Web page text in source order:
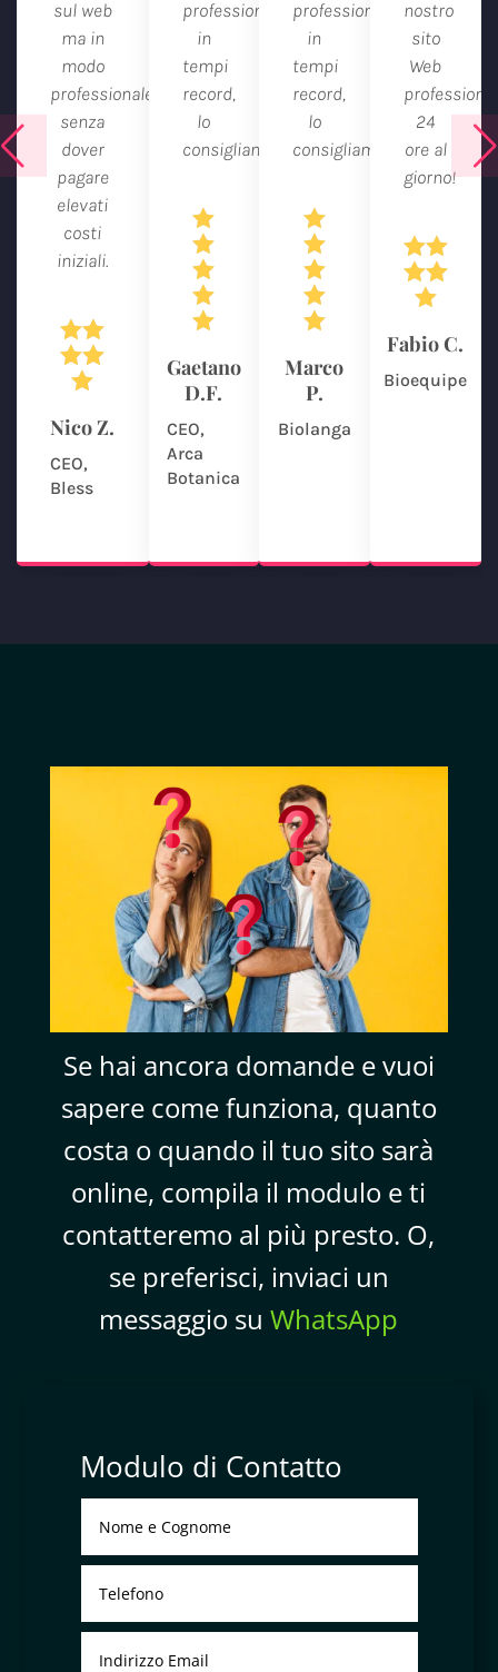
sul web
ma in
modo
professionale
senza
dover
pagare
elevati
costi
iniziali.



Nico Z.
CEO,
Bless
professionale
in
tempi
record,
lo
consigliamo





Gaetano
D.F.
CEO,
Arca
Botanica
professionale
in
tempi
record,
lo
consigliamo





Marco
P.
Biolanga
nostro
sito
Web
24
ore al
giorno!



Fabio C.
Bioequipe
Se hai ancora domande e vuoi
sapere come funziona, quanto
costa o quando il tuo sito sarà
online, compila il modulo e ti
contatteremo al più presto. O,
se preferisci, inviaci un
messaggio suWhatsApp
Modulo di Contatto